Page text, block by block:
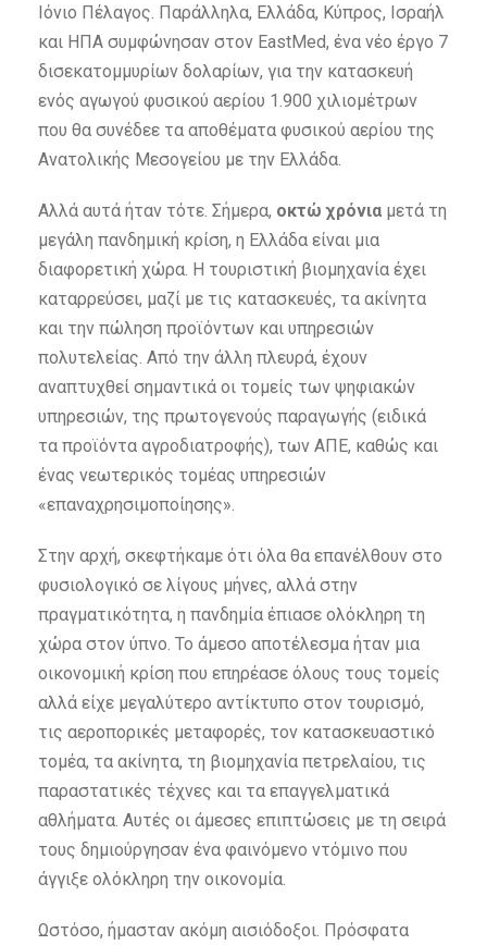
Ιόνιο Πέλαγος. Παράλληλα, Ελλάδα, Κύπρος, Ισραήλ
και ΗΠΑ συμφώνησαν στον EastMed, ένα νέο έργο 7
δισεκατομμυρίων δολαρίων, για την κατασκευή
ενός αγωγού φυσικού αερίου 1.900 χιλιομέτρων
που θα συνέδεε τα αποθέματα φυσικού αερίου της
Ανατολικής Μεσογείου με την Ελλάδα.
Αλλά αυτά ήταν τότε. Σήμερα, οκτώ χρόνια μετά τη
μεγάλη πανδημική κρίση, η Ελλάδα είναι μια
διαφορετική χώρα. Η τουριστική βιομηχανία έχει
καταρρεύσει, μαζί με τις κατασκευές, τα ακίνητα
και την πώληση προϊόντων και υπηρεσιών
πολυτελείας. Από την άλλη πλευρά, έχουν
αναπτυχθεί σημαντικά οι τομείς των ψηφιακών
υπηρεσιών, της πρωτογενούς παραγωγής (ειδικά
τα προϊόντα αγροδιατροφής), των ΑΠΕ, καθώς και
ένας νεωτερικός τομέας υπηρεσιών
«επαναχρησιμοποίησης».
Στην αρχή, σκεφτήκαμε ότι όλα θα επανέλθουν στο
φυσιολογικό σε λίγους μήνες, αλλά στην
πραγματικότητα, η πανδημία έπιασε ολόκληρη τη
χώρα στον ύπνο. Το άμεσο αποτέλεσμα ήταν μια
οικονομική κρίση που επηρέασε όλους τους τομείς
αλλά είχε μεγαλύτερο αντίκτυπο στον τουρισμό,
τις αεροπορικές μεταφορές, τον κατασκευαστικό
τομέα, τα ακίνητα, τη βιομηχανία πετρελαίου, τις
παραστατικές τέχνες και τα επαγγελματικά
αθλήματα. Αυτές οι άμεσες επιπτώσεις με τη σειρά
τους δημιούργησαν ένα φαινόμενο ντόμινο που
άγγιξε ολόκληρη την οικονομία.
Ωστόσο, ήμασταν ακόμη αισιόδοξοι. Πρόσφατα